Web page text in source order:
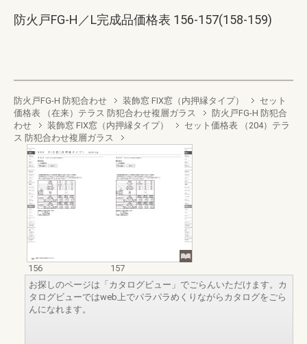
防火戸FG-H／L完成品価格表 156-157(158-159)
防火戸FG-H 防犯合わせ 装飾窓 FIX窓（内押縁タイプ）
セット
価格表 （在来）テラス 防犯合わせ複層ガラス
防火戸FG-H 防犯合
わせ
装飾窓 FIX窓（内押縁タイプ）
セット価格表 （204）テラ
ス 防犯合わせ複層ガラス
156
157
お探しのページは「カタログビュー」でごらんいただけます。カ
タログビューではweb上でパラパラめくりながらカタログをごら
んになれます。